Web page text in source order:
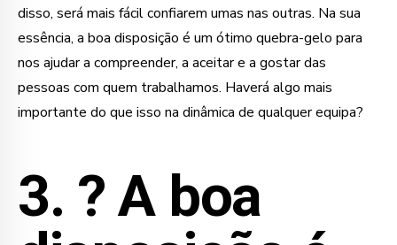
disso, será mais fácil confiarem umas nas outras. Na sua
essência, a boa disposição é um ótimo quebra-gelo para
nos ajudar a compreender, a aceitar e a gostar das
pessoas com quem trabalhamos. Haverá algo mais
importante do que isso na dinâmica de qualquer equipa?
3. ?A boa